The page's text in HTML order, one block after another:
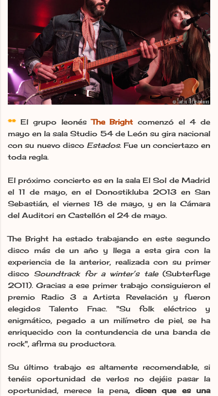
**El grupo leonésThe Bright comenzó el 4 de
mayo en la sala Studio 54 de León su gira nacional
con su nuevo disco Estados. Fue un conciertazo en
toda regla.
El próximo concierto es en la sala El Sol de Madrid
el 11 de mayo, en el Donostikluba 2013 en San
Sebastián, el viernes 18 de mayo, y en la Cámara
del Auditori en Castellón el 24 de mayo.
The Bright ha estado trabajando en este segundo
disco más de un año y llega a esta gira con la
experiencia de la anterior, realizada con su primer
disco Soundtrack for a winter’s tale(Subterfuge
2011). Gracias a ese primer trabajo consiguieron el
premio Radio 3 a Artista Revelación y fueron
elegidos Talento Fnac. "Su folk eléctrico y
enigmático, pegado a un milímetro de piel, se ha
enriquecido con la contundencia de una banda de
rock", afirma su productora.
Su último trabajo es altamente recomendable, si
tenéis oportunidad de verlos no dejéis pasar la
oportunidad, merece la pena, dicenque es una